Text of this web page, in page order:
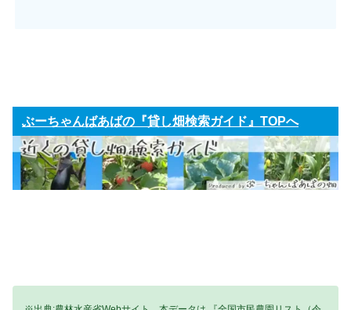
ぶーちゃんばあばの『貸し畑検索ガイド』TOPへ